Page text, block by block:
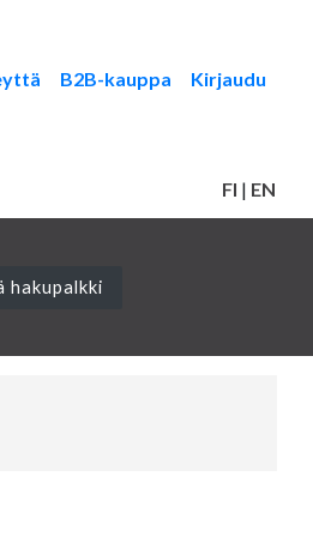
B2B-kauppa Kirjaudu
FI | EN
hakupalkki